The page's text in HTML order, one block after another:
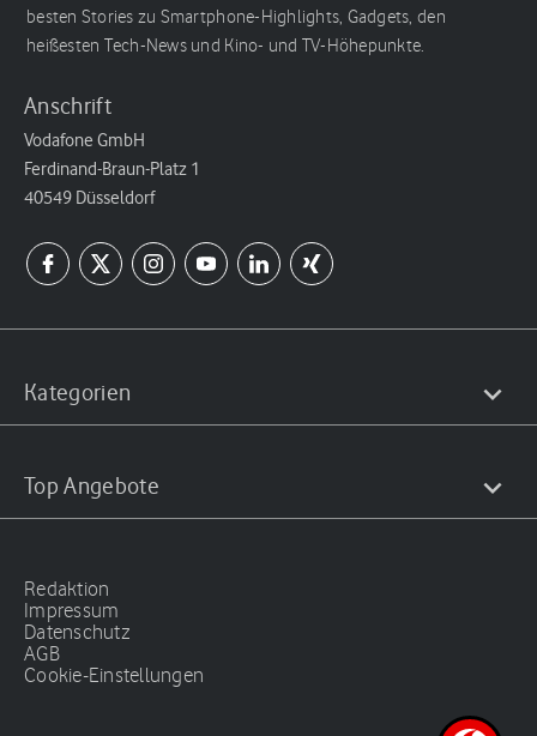
besten Stories zu Smartphone-Highlights, Gadgets, den
heißesten Tech-News und Kino- und TV-Höhepunkte.
Anschrift
Vodafone GmbH
Ferdinand-Braun-Platz 1
40549 Düsseldorf
Kategorien
Top Angebote
Redaktion
Impressum
Datenschutz
AGB
Cookie-Einstellungen